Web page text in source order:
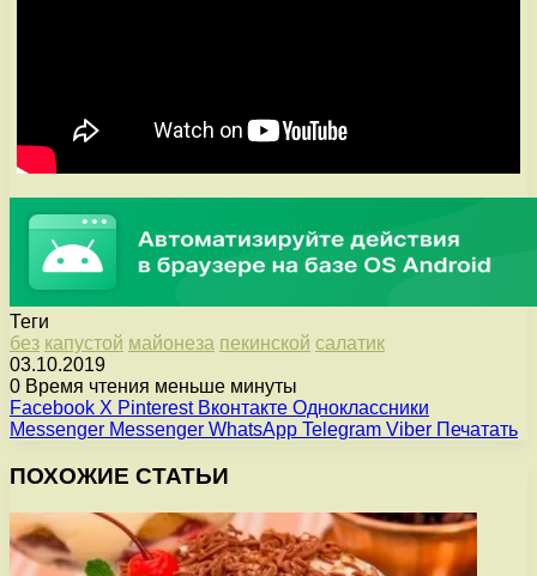
Теги
без капустой майонеза пекинской салатик
03.10.2019
0 Время чтения меньше минуты
Facebook X Pinterest Вконтакте Одноклассники
Messenger Messenger WhatsApp Telegram Viber Печатать
ПОХОЖИЕ СТАТЬИ